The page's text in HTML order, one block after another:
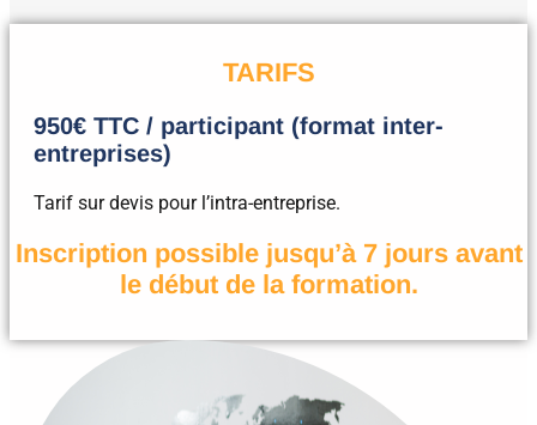
TARIFS
950€ TTC / participant (format inter-
entreprises)
Tarif sur devis pour l’intra-entreprise.
Inscription possible jusqu’à 7 jours avant
le début de la formation.